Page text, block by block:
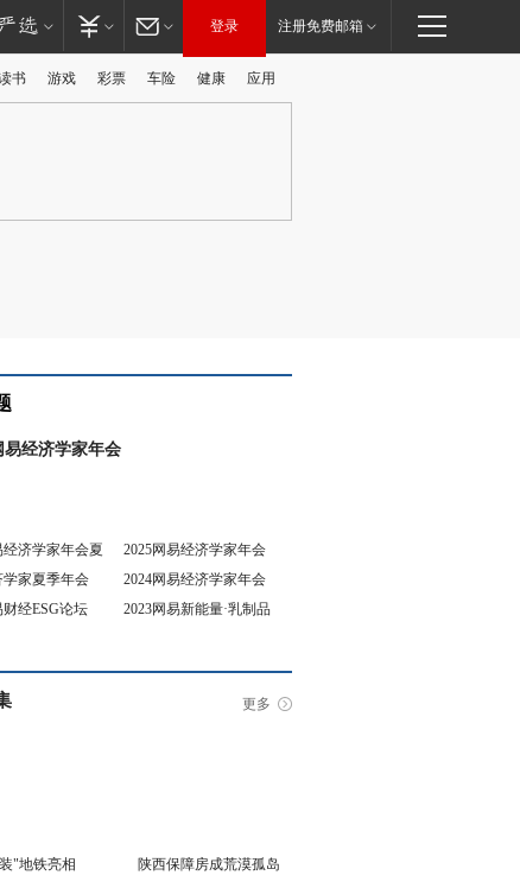
登录 注册免费邮箱
书 游戏 彩票 车险 健康 应用
经济学家年会夏
2025网易经济学家年会
学家夏季年会
2024网易经济学家年会
财经ESG论坛
2023网易新能量·乳制品
更多
"地铁亮相 陕西保障房成荒漠孤岛